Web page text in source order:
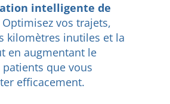
intelligente de
Optimisez vos trajets,
kilomètres inutiles et la
en augmentant le
que vous
efficacement.